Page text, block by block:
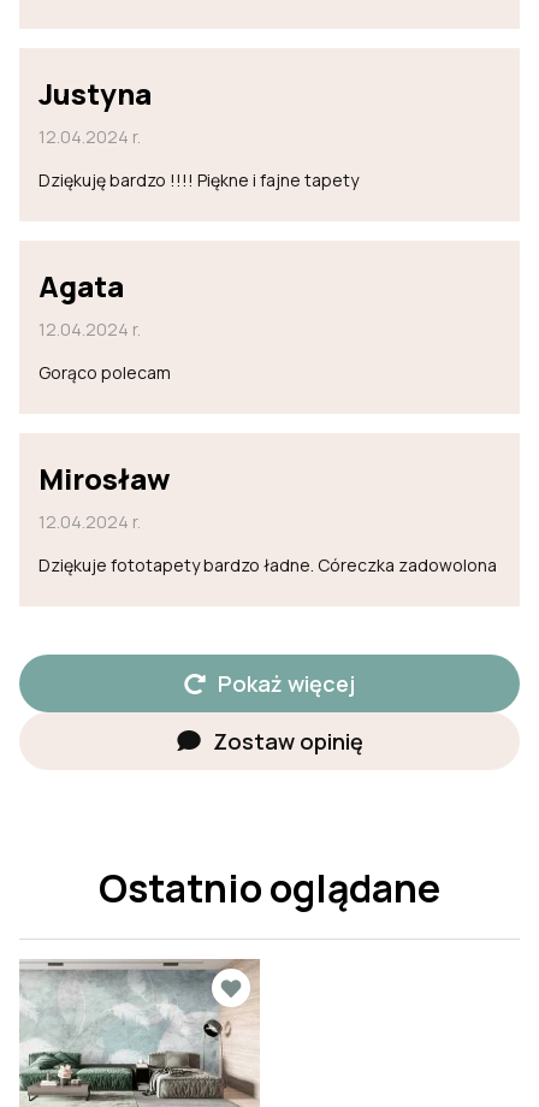
Justyna
12.04.2024 r.
Dziękuję bardzo !!!! Piękne i fajne tapety
Agata
12.04.2024 r.
Gorąco polecam
Mirosław
12.04.2024 r.
Dziękuje fototapety bardzo ładne. Córeczka zadowolona
Pokaż więcej
Zostaw opinię
Ostatnio oglądane